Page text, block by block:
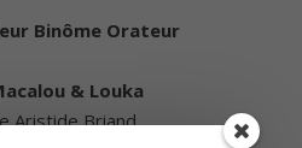
Binôme Orateur
& Louka
Aristide Briand